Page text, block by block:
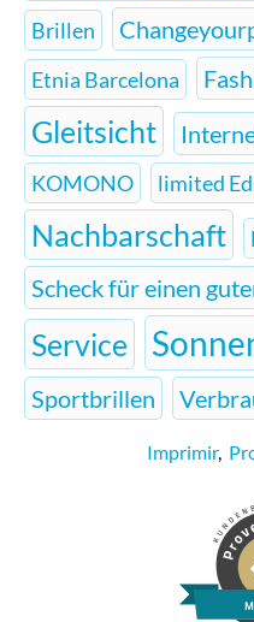
Brillen
Etnia Barcelona
Gleitsicht
KOMONO limited
Nachbarschaft
Scheck für einen
Service
Sportbrillen
Imprimir,